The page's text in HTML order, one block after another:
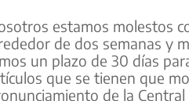
estamos molestos
de dos semanas y
un plazo de 30 días
que se tienen que
de la